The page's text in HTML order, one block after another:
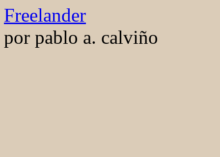
Saltar
al
contenido
Freelander
por pablo a. calviño